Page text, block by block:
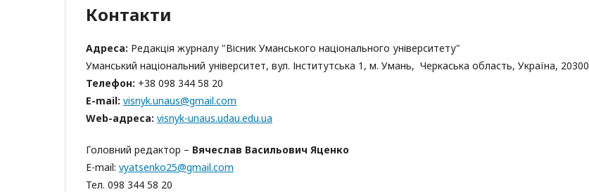
Контакти
Адреса: Редакція журналу "Вісник Уманського національного університету"
Уманський національний університет, вул. Інститутська 1, м. Умань, Черкаська область, Україна, 20300
Телефон: +38 098 344 58 20
E-mail: visnyk.unaus@gmail.com
Web-адреса: visnyk-unaus.udau.edu.ua
Головний редактор – Вячеслав Васильович Яценко
E-mail: vyatsenko25@gmail.com
Тел. 098 344 58 20